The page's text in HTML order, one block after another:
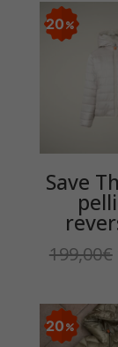
20
Save
199,00€
20